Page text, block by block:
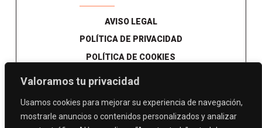
Valoramos tu privacidad
Usamos cookies para mejorar su experiencia de navegación,
mostrarle anuncios o contenidos personalizados y analizar
AVISO LEGAL
POLÍTICA DE PRIVACIDAD
POLÍTICA DE COOKIES